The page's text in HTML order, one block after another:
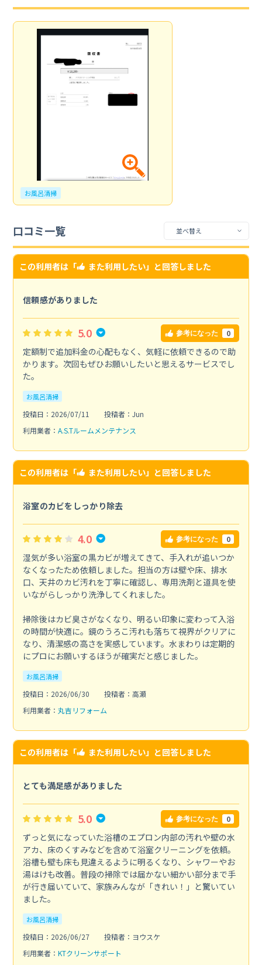
お風呂清掃
口コミ一覧
この利用者は「 また利用したい」と回答しました
信頼感がありました
5.0 参考になった 0
定額制で追加料金の心配もなく、気軽に依頼できるので助
かります。次回もぜひお願いしたいと思えるサービスでし
た。
お風呂清掃
投稿日：2026/07/11
投稿者：Jun
利用業者： A.S.Tルームメンテナンス
この利用者は「 また利用したい」と回答しました
浴室のカビをしっかり除去
4.0 参考になった 0
湿気が多い浴室の黒カビが増えてきて、手入れが追いつか
なくなったため依頼しました。担当の方は壁や床、排水
口、天井のカビ汚れを丁寧に確認し、専用洗剤と道具を使
いながらしっかり洗浄してくれました。
掃除後はカビ臭さがなくなり、明るい印象に変わって入浴
の時間が快適に。鏡のうろこ汚れも落ちて視界がクリアに
なり、清潔感の高さを実感しています。水まわりは定期的
にプロにお願いするほうが確実だと感じました。
お風呂清掃
投稿日：2026/06/30
投稿者：高瀬
利用業者： 丸吉リフォーム
この利用者は「 また利用したい」と回答しました
とても満足感がありました
5.0 参考になった 0
ずっと気になっていた浴槽のエプロン内部の汚れや壁の水
アカ、床のくすみなどを含めて浴室クリーニングを依頼。
浴槽も壁も床も見違えるように明るくなり、シャワーやお
湯はけも改善。普段の掃除では届かない細かい部分まで手
が行き届いていて、家族みんなが「きれい！」と驚いてい
ました。
お風呂清掃
投稿日：2026/06/27
投稿者：ヨウスケ
利用業者： KTクリーンサポート